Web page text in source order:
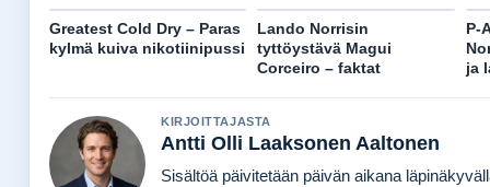
Greatest Cold Dry – Paras
kylmä kuiva nikotiinipussi
Lando Norrisin
tyttöystävä Magui
Corceiro – faktat
P-
ja
KIRJOITTAJASTA
Antti Olli Laaksonen Aaltonen
Sisältöä päivitetään päivän aikana